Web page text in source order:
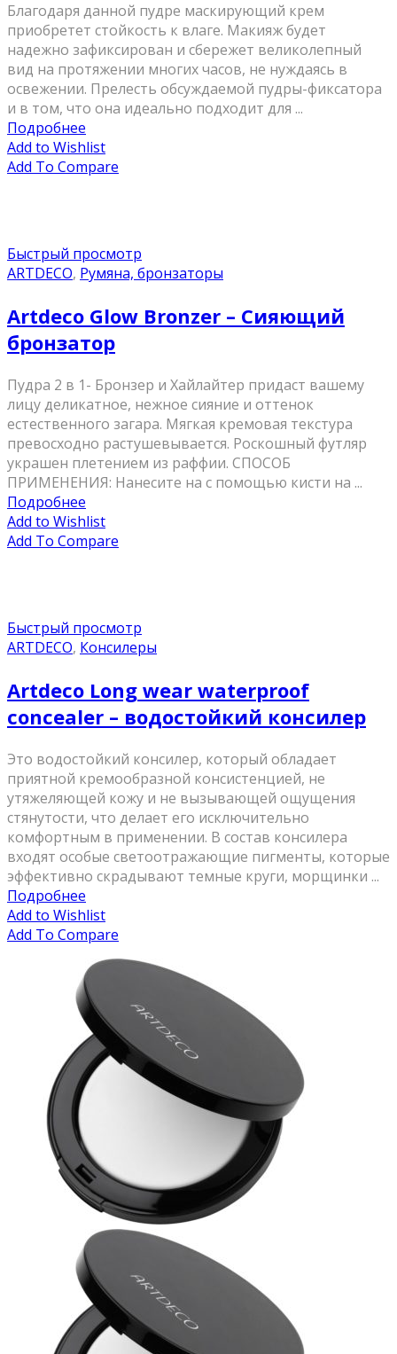
Благодаря данной пудре маскирующий крем
приобретет стойкость к влаге. Макияж будет
надежно зафиксирован и сбережет великолепный
вид на протяжении многих часов, не нуждаясь в
освежении. Прелесть обсуждаемой пудры-фиксатора
и в том, что она идеально подходит для ...
Подробнее
Add to Wishlist
Add To Compare
Быстрый просмотр
ARTDECO, Румяна, бронзаторы
Artdeco Glow Bronzer – Сияющий
бронзатор
Пудра 2 в 1- Бронзер и Хайлайтер придаст вашему
лицу деликатное, нежное сияние и оттенок
естественного загара. Мягкая кремовая текстура
превосходно растушевывается. Роскошный футляр
украшен плетением из раффии. СПОСОБ
ПРИМЕНЕНИЯ: Нанесите на с помощью кисти на ...
Подробнее
Add to Wishlist
Add To Compare
Быстрый просмотр
ARTDECO, Консилеры
Artdeco Long wear waterproof
concealer – водостойкий консилер
Это водостойкий консилер, который обладает
приятной кремообразной консистенцией, не
утяжеляющей кожу и не вызывающей ощущения
стянутости, что делает его исключительно
комфортным в применении. В состав консилера
входят особые светоотражающие пигменты, которые
эффективно скрадывают темные круги, морщинки ...
Подробнее
Add to Wishlist
Add To Compare